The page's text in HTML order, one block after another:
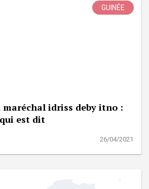
GUINÉE
maréchal idriss deby itno :
est dit
26/04/2021